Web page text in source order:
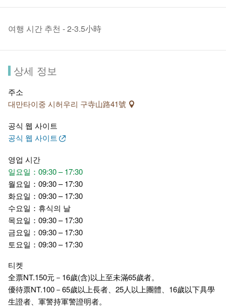
여행 시간 추천 - 2-3.5小時
상세 정보
주소
대만타이중 시허우리 구寺山路41號
공식 웹 사이트
공식 웹 사이트
영업 시간
일요일：09:30 – 17:30
월요일：09:30 – 17:30
화요일：09:30 – 17:30
수요일：휴식의 날
목요일：09:30 – 17:30
금요일：09:30 – 17:30
토요일：09:30 – 17:30
티켓
全票NT.150元－16歲(含)以上至未滿65歲者。
優待票NT.100－65歲以上長者、25人以上團體、16歲以下具學
生證者、軍警持軍警證明者。